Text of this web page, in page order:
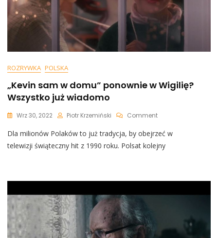
„demokratów”
Innych
Totalitarystów
ROZRYWKA POLSKA
„Kevin sam w domu” ponownie w Wigilię?
Wszystko już wiadomo
Wrz 30, 2022 Piotr Krzemiński CommentOn
Sam
W
Domu”
Wigilię?
Dla milionów Polaków to już tradycja, by obejrzeć w
telewizji świąteczny hit z 1990 roku. Polsat kolejny